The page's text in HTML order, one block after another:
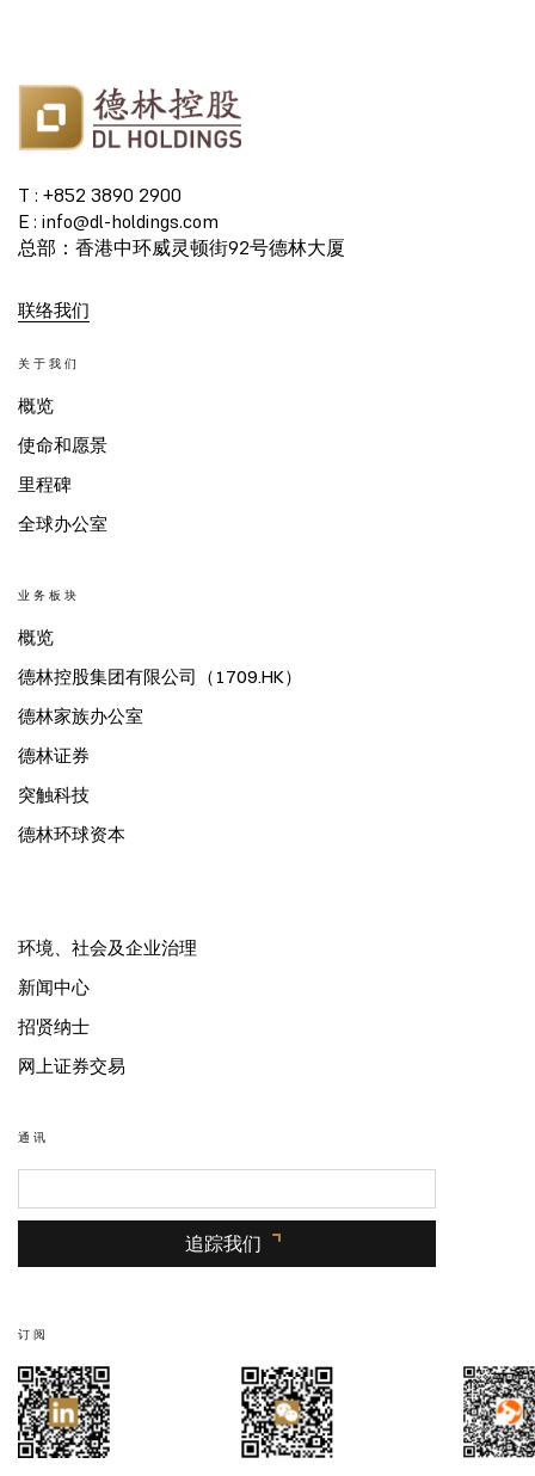
T : +852 3890 2900
E : info@dl-holdings.com
总部：香港中环威灵顿街92号德林大厦
联络我们
关于我们
概览
使命和愿景
里程碑
全球办公室
业务板块
概览
德林控股集团有限公司（1709.HK）
德林家族办公室
德林证券
突触科技
德林环球资本
环境、社会及企业治理
新闻中心
招贤纳士
网上证券交易
通讯
追踪我们
订阅